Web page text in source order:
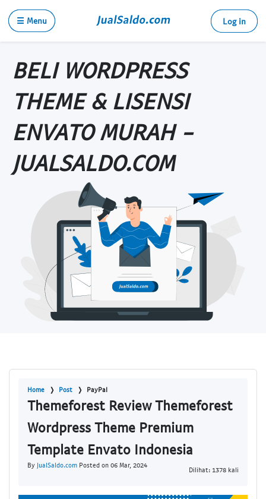
☰ Menu Log in
BELI WORDPRESS
THEME & LISENSI
ENVATO MURAH -
JUALSALDO.COM
Home Post PayPal
Themeforest Review Themeforest
Wordpress Theme Premium
Template Envato Indonesia
By JualSaldo.com Posted on 06 Mar, 2024
Dilihat: 1378 kali